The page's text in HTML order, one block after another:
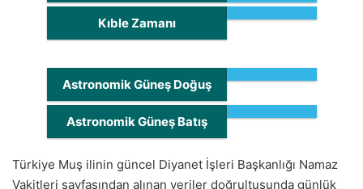
Kıble Zamanı
Astronomik Güneş Doğuş
Astronomik Güneş Batış
Türkiye Muş ilinin güncel Diyanet İşleri Başkanlığı Namaz
Vakitleri sayfasından alınan veriler doğrultusunda günlük